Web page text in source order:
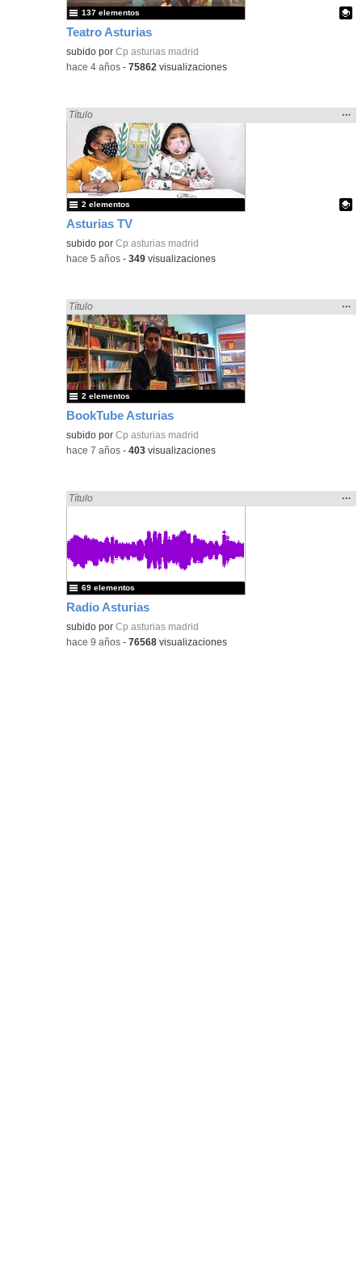
Teatro Asturias
Contenido educativo.
subido porCp asturias madrid
137 elementos
-hace 4 años -75862 visualizaciones
Asturias TV
Encontrado «Asturias» en:
Título
la
…
Contenido educativo.
subido porCp asturias madrid
2 elementos
-hace 5 años -349 visualizaciones
BookTube Asturias
Encontrado «Asturias» en:
Título
la
…
subido porCp asturias madrid
2 elementos
-hace 7 años -403 visualizaciones
Radio Asturias
Encontrado «Asturias» en:
Título
la
…
subido porCp asturias madrid
69 elementos
-hace 9 años -76568 visualizaciones